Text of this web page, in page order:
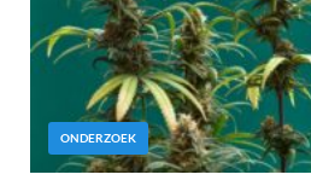
ONDERZOEK